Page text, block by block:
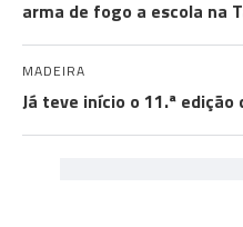
arma de fogo a escola na
MADEIRA
Já teve início o 11.ª